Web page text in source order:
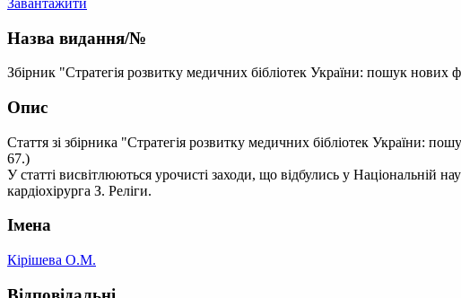
Назва видання/№
Збірник "Стратегія розвитку медичних бібліотек України: пошук
Опис
Стаття зі збірника "Стратегія розвитку медичних бібліотек України:
67.)
У статті висвітлюються урочисті заходи, що відбулись у Національній
кардіохірурга З. Реліги.
Імена
Кірішева О.М.